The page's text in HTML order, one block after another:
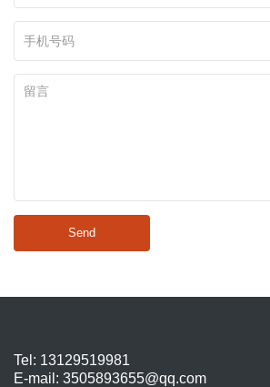
Send
Tel: 13129519981
E-mail: 3505893655@qq.com